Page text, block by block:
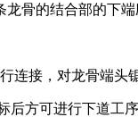
骨的结合部的下端
接，对龙骨端头
方可进行下道工序